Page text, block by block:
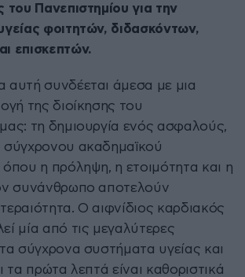
του Πανεπιστημίου για την
φοιτητών, διδασκόντων,
επισκεπτών.
αυτή συνδέεται άμεσα με μια
της διοίκησης του
τη δημιουργία ενός ασφαλούς,
σύγχρονου ακαδημαϊκού
όπου η πρόληψη, η ετοιμότητα και η
συνάνθρωπο αποτελούν
Ο αιφνίδιος καρδιακός
μία από τις μεγαλύτερες
σύγχρονα συστήματα υγείας και
τα πρώτα λεπτά είναι καθοριστικά